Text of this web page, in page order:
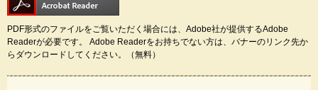
PDF形式のファイルをご覧いただく場合には、Adobe社が提供するAdobe
Readerが必要です。
Adobe Readerをお持ちでない方は、バナーのリンク先か
らダウンロードしてください。（無料）